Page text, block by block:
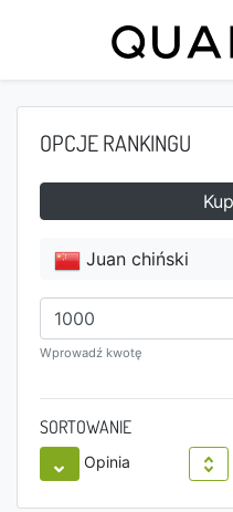
OPCJE RANKINGU
Juan chiński
Wprowadź kwotę
SORTOWANIE
Opinia